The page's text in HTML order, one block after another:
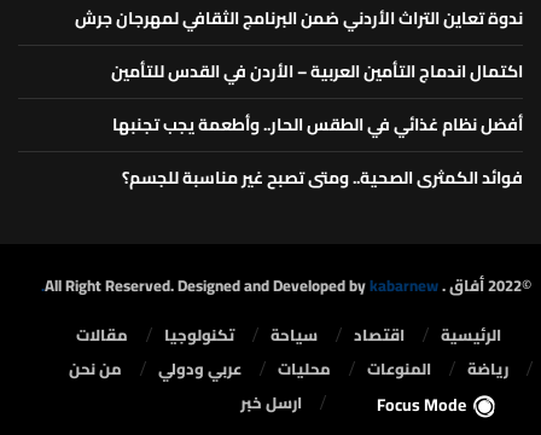
ندوة تعاين التراث الأردني ضمن البرنامج الثقافي لمهرجان جرش
اكتمال اندماج التأمين العربية – الأردن في القدس للتأمين
أفضل نظام غذائي في الطقس الحار.. وأطعمة يجب تجنبها
فوائد الكمثرى الصحية.. ومتى تصبح غير مناسبة للجسم؟
©2022 أفاق . All Right Reserved. Designed and Developed by
kabarnew.
الرئيسية
⁠اقتصاد سياحة تكنولوجيا
مقالات
رياضة
المنوعات محليات ⁠عربي ودولي
من نحن
ارسل خبر
Focus Mode